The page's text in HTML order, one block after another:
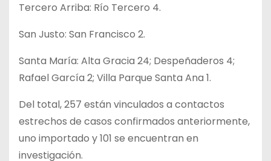
Tercero Arriba: Río Tercero 4.
San Justo: San Francisco 2.
Santa María: Alta Gracia 24; Despeñaderos 4;
Rafael García 2; Villa Parque Santa Ana 1.
Del total, 257 están vinculados a contactos
estrechos de casos confirmados anteriormente,
uno importado y 101 se encuentran en
investigación.